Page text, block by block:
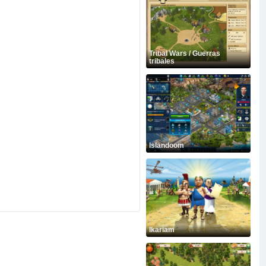
Tribal Wars / Guerras
tribales
Islandoom
Ikariam